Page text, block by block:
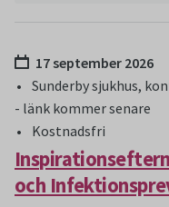
och
Datum:17 september 2026
Sunderby sjukhus,
- länk kommer senare
Kostnadsfri